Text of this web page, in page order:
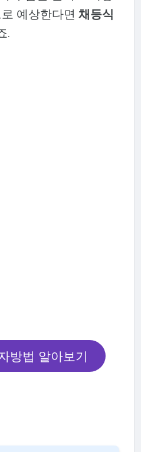
예상한다면 채등식
.
방법 알아보기